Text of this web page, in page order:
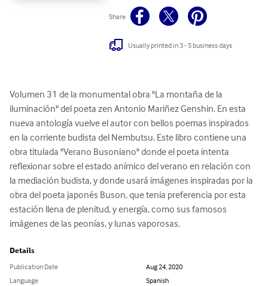
Share
Usually printed in 3 - 5 business days
Volumen 31 de la monumental obra "La montaña de la
iluminación" del poeta zen Antonio Mariñez Genshin. En esta
nueva antología vuelve el autor con bellos poemas inspirados
en la corriente budista del Nembutsu. Este libro contiene una
obra titulada "Verano Busoniano" donde el poeta intenta
reflexionar sobre el estado anímico del verano en relación con
la mediación budista, y donde usará imágenes inspiradas por la
obra del poeta japonés Buson, que tenia preferencia por esta
estación llena de plenitud, y energía, como sus famosos
imágenes de las peonías, y lunas vaporosas.
Details
Publication Date
Aug 24, 2020
Language
Spanish